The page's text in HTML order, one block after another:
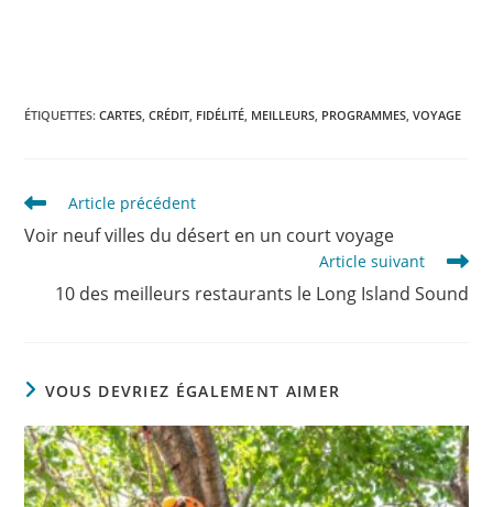
ÉTIQUETTES:CARTES CRÉDIT FIDÉLITÉ MEILLEURS PROGRAMMES VOYAGE
Read
articles
Article précédent
Voir neuf villes du désert en un court voyage
Article suivant
10 des meilleurs restaurants le Long Island Sound
VOUS DEVRIEZ ÉGALEMENT AIMER